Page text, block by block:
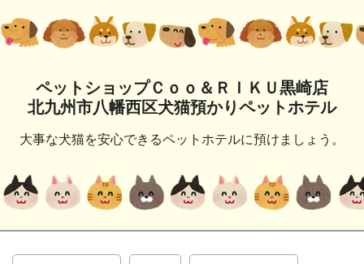
ペットショップＣｏｏ＆ＲＩＫＵ黒崎店
北九州市八幡西区犬猫預かりペットホテル
大事な犬猫を安心できるペットホテルに預けましょう。